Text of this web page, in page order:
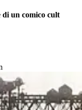
di un comico cult